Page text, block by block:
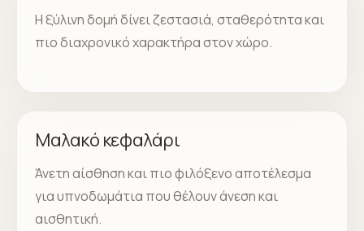
Η ξύλινη δομή δίνει ζεστασιά, σταθερότητα και
πιο διαχρονικό χαρακτήρα στον χώρο.
Μαλακό κεφαλάρι
Άνετη αίσθηση και πιο φιλόξενο αποτέλεσμα
για υπνοδωμάτια που θέλουν άνεση και
αισθητική.